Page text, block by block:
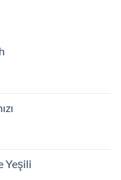
Yeşili